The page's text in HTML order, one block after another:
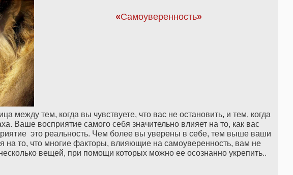
«Самоуверенность»
между тем, когда вы чувствуете, что вас не остановить, и тем, когда
Ваше восприятие самого себя значительно влияет на то, как вас
это реальность. Чем более вы уверены в себе, тем выше ваши
на то, что многие факторы, влияющие на самоуверенность, вам не
вещей, при помощи которых можно ее осознанно укрепить..